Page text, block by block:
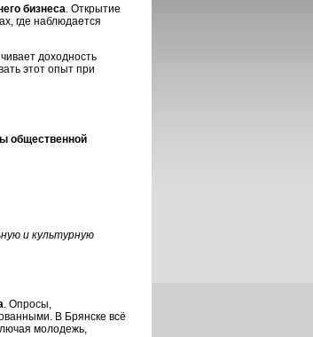
бизнеса . Открытие
где наблюдается
доходность
этот опыт при
общественной
и культурную
. Опросы,
В Брянске всё
молодежь,